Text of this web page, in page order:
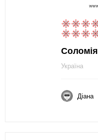
Соломія
Україна
Діана